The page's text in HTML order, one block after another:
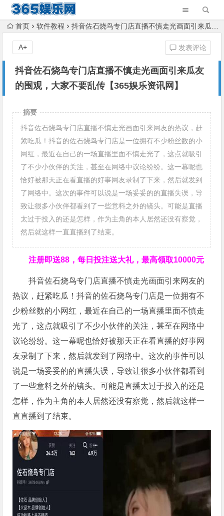
首页 软件教程 抖音佐石烧鸟专门店直播不慎走光画面引来瓜友的围观，大家不要乱传【365娱乐资讯网】
抖音佐石烧鸟专门店直播不慎走光画面引来瓜友
的围观，大家不要乱传【365娱乐资讯网】
发表评论
A+
摘要
抖音佐石烧鸟专门店直播不慎走光画面引来网友的热议，赶
紧吃瓜！抖音的佐石烧鸟专门店是一位拥有不少粉丝数的小
网红，最近在自己的一场直播里面不慎走光了，这点就吸引
了不少小伙伴的关注，甚至在网络中议论纷纷。这一幕呢也
恰好被那天正在看直播的好事网友录制了下来，然后就发到
了网络中。这次的事件可以说是一场妥妥的的直播失误，导
致让很多小伙伴都看到了一些意料之外的镜头。可能是直播
太过于投入的还是怎样，作为主角的本人居然还没有察觉，
然后就这样一直直播到了结束。
注册即送88，每日投注送大礼，最高领取10000元
抖音佐石烧鸟专门店直播不慎走光画面引来网友的
热议，赶紧吃瓜！抖音的佐石烧鸟专门店是一位拥有不
少粉丝数的小网红，最近在自己的一场直播里面不慎走
光了，这点就吸引了不少小伙伴的关注，甚至在网络中
议论纷纷。这一幕呢也恰好被那天正在看直播的好事网
友录制了下来，然后就发到了网络中。这次的事件可以
说是一场妥妥的的直播失误，导致让很多小伙伴都看到
了一些意料之外的镜头。可能是直播太过于投入的还是
怎样，作为主角的本人居然还没有察觉，然后就这样一
直直播到了结束。